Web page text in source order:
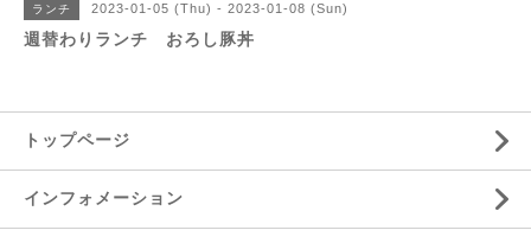
ランチ 2023-01-05 (Thu) - 2023-01-08 (Sun)
週替わりランチ おろし豚丼
トップページ
インフォメーション